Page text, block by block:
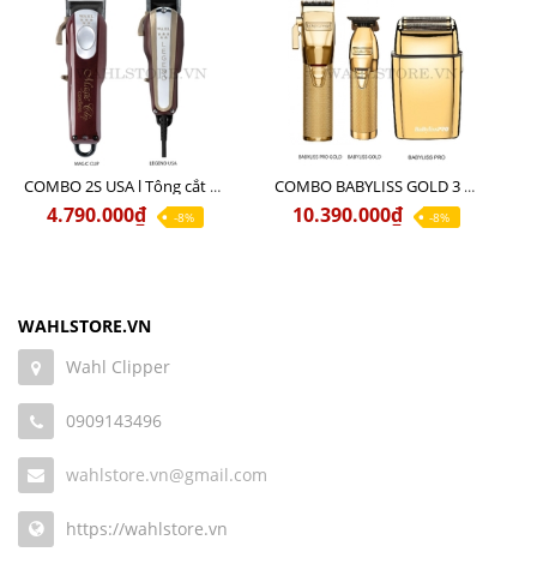
COMBO 2S USA l Tông cắt LEGEND USA CÓ DÂY 220V + Tông pin MAGIC CLIP
4.790.000₫ -8%
COMBO BABYLISS GOLD 3 cao cấp chính hãng
10.390.000₫ -8%
WAHLSTORE.VN
Wahl Clipper
0909143496
wahlstore.vn@gmail.com
https://wahlstore.vn